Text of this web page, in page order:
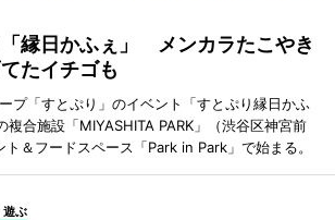
縁日かふぇ」 メンカラたこやき
たイチゴも
プ「すとぷり」のイベント「すとぷり縁日かふ
複合施設「MIYASHITA PARK」（渋谷区神宮前
＆フードスペース「Park in Park」で始まる。
遊ぶ